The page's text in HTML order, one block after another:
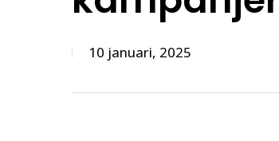
10 januari, 2025